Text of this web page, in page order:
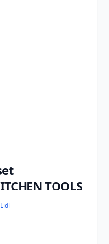
TOOLS
Lidl